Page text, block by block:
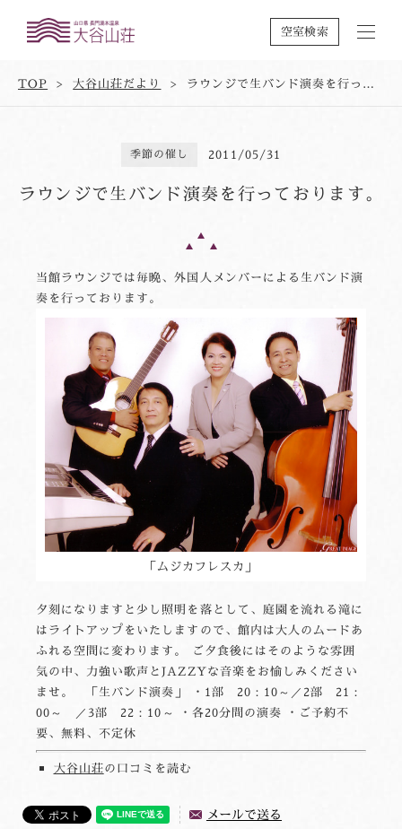
空室検索
TOP 大谷山荘だより ラウンジで生バンド演奏を行っております。
季節の催し 2011/05/31
ラウンジで生バンド演奏を行っております。
当館ラウンジでは毎晩、外国人メンバーによる生バンド演
奏を行っております。
「ムジカフレスカ」
夕刻になりますと少し照明を落として、庭園を流れる滝に
はライトアップをいたしますので、館内は大人のムードあ
ふれる空間に変わります。 ご夕食後にはそのような雰囲
気の中、力強い歌声とJAZZYな音楽をお愉しみください
ませ。 「生バンド演奏」 ・1部 20：10～／2部 21：
00～ ／3部 22：10～ ・各20分間の演奏 ・ご予約不
要、無料、不定休
大谷山荘の口コミを読む
メールで送る